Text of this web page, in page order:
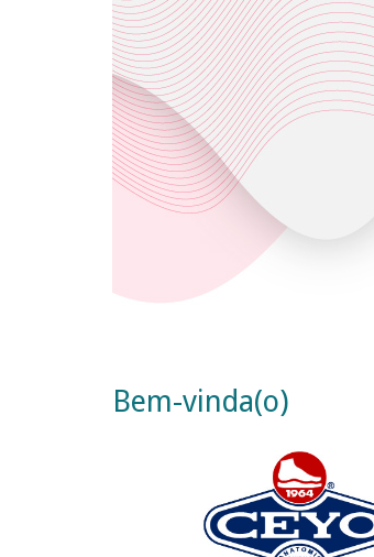
Bem-vinda(o)